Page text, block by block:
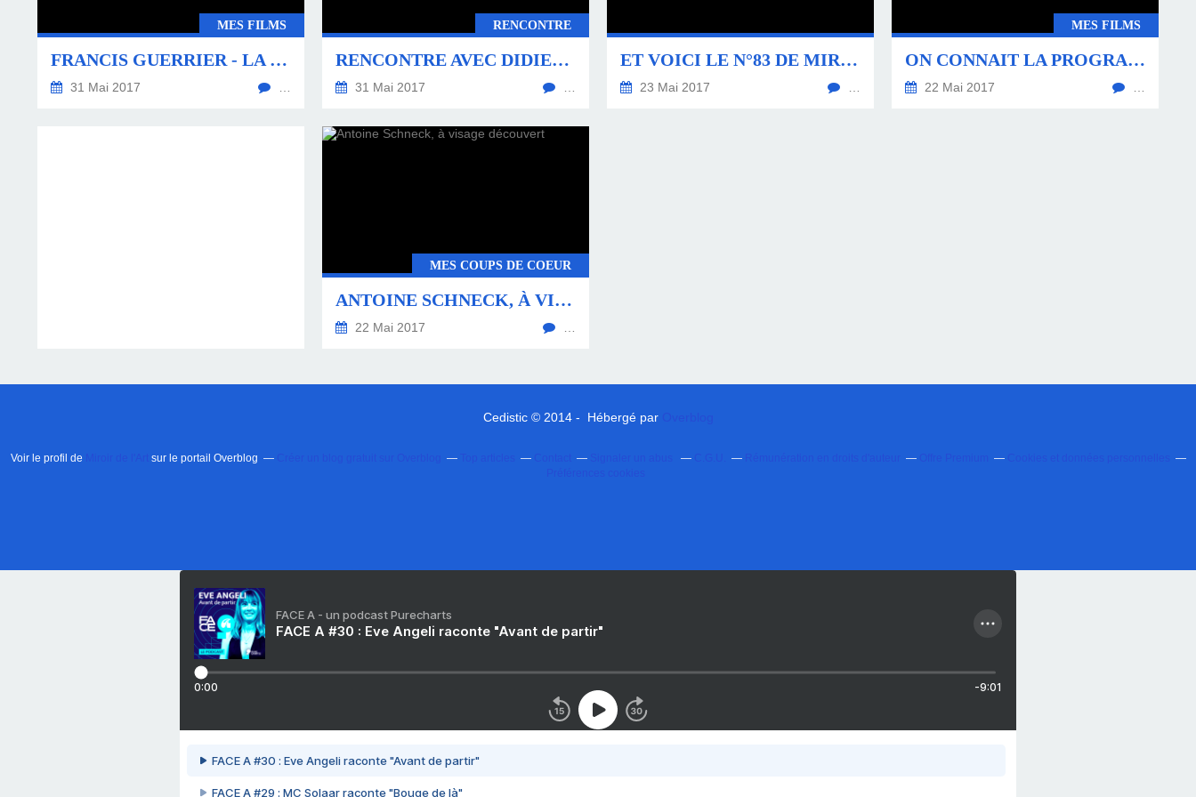
MES FILMS
FRANCIS GUERRIER - LA PLUME BLEUE
31 Mai 2017
RENCONTRE
RENCONTRE AVEC DIDIER VESSE
31 Mai 2017
ET VOICI LE N°83 DE MIROIR DE L'ART...
23 Mai 2017
MES FILMS
ON CONNAIT LA PROGRAMMATION DU MIFAC 2017 !
22 Mai 2017
MES COUPS DE COEUR
ANTOINE SCHNECK, À VISAGE DÉCOUVERT
22 Mai 2017
Cedistic © 2014 - Hébergé par
Voir le profil de sur le portail Overblog
FACE A - un podcast Purecharts
FACE A #30 : Eve Angeli raconte "Avant de partir"
0:00 -9:01
FACE A #30 : Eve Angeli raconte "Avant de partir"
FACE A #29 : MC Solaar raconte "Bouge de là"